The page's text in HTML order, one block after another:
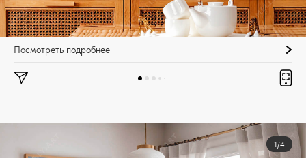
Посмотреть подробнее
1/4